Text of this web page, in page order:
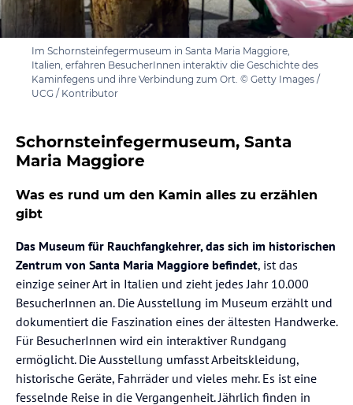
Im Schornsteinfegermuseum in Santa Maria Maggiore,
Italien, erfahren BesucherInnen interaktiv die Geschichte des
Kaminfegens und ihre Verbindung zum Ort. © Getty Images /
UCG / Kontributor
Schornsteinfegermuseum, Santa
Maria Maggiore
Was es rund um den Kamin alles zu erzählen
gibt
Das Museum für Rauchfangkehrer, das sich im historischen
Zentrum von Santa Maria Maggiore befindet, ist das
einzige seiner Art in Italien und zieht jedes Jahr 10.000
BesucherInnen an. Die Ausstellung im Museum erzählt und
dokumentiert die Faszination eines der ältesten Handwerke.
Für BesucherInnen wird ein interaktiver Rundgang
ermöglicht. Die Ausstellung umfasst Arbeitskleidung,
historische Geräte, Fahrräder und vieles mehr. Es ist eine
fesselnde Reise in die Vergangenheit. Jährlich finden in